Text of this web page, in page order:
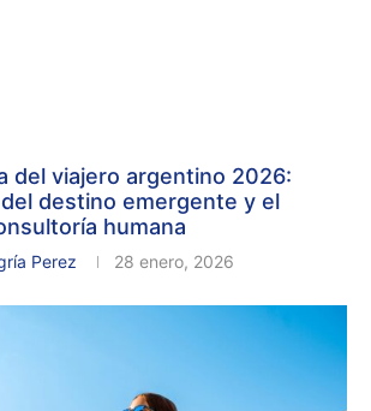
del viajero argentino 2026:
destino emergente y el
humana
Perez 28 enero, 2026